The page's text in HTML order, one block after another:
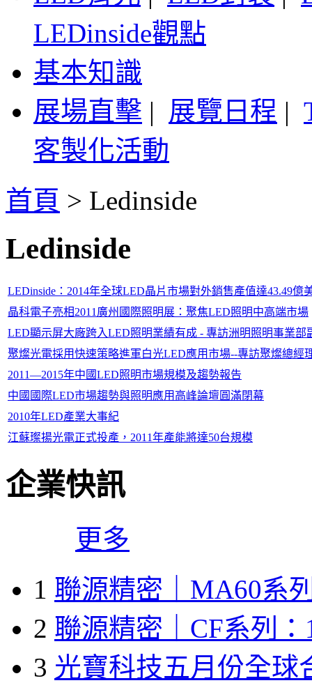
LEDinside觀點
基本知識
展場直擊 | 展覽日程 |
客製化活動
首頁 > Ledinside
Ledinside
LEDinside：2014年全球LED晶片市場對外銷售產值達43.49
晶科電子亮相2011廣州國際照明展：聚焦LED照明中高端市場
LED顯示屏大廠跨入LED照明業績有成 - 專訪洲明照明事業部
聚燦光電採用快速策略進軍白光LED應用市場--專訪聚燦總經
2011—2015年中國LED照明市場規模及趨勢報告
中國國際LED市場趨勢與照明應用高峰論壇圓滿閉幕
2010年LED產業大事紀
江蘇璨揚光電正式投產，2011年產能將達50台規模
企業快訊
更多
1 聯源精密｜MA60系
2 聯源精密｜CF系列：
3 光寶科技五月份全球